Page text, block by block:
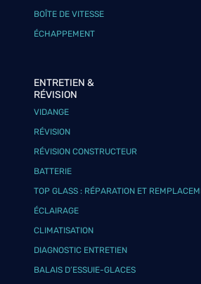
BOÎTE DE VITESSE
ÉCHAPPEMENT
ENTRETIEN &
RÉVISION
VIDANGE
RÉVISION
RÉVISION CONSTRUCTEUR
BATTERIE
TOP GLASS : RÉPARATION ET
ÉCLAIRAGE
CLIMATISATION
DIAGNOSTIC ENTRETIEN
BALAIS D’ESSUIE-GLACES